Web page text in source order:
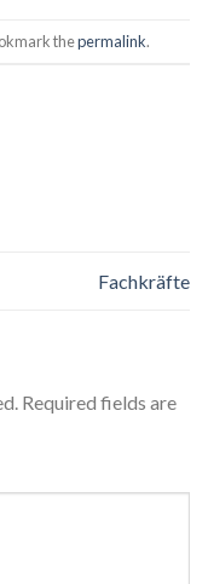
thepermalink.
Fachkräfte
Required fields are